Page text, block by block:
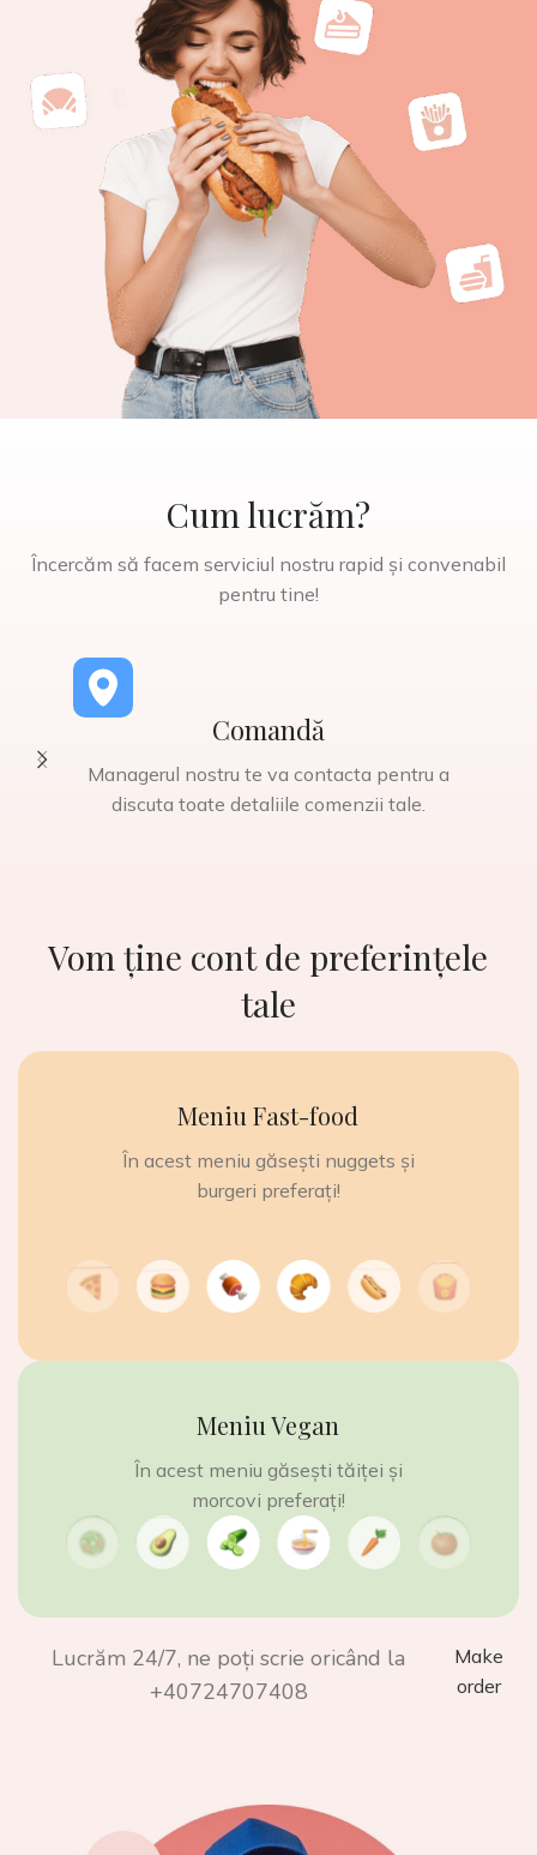
Cum lucrăm?
Încercăm să facem serviciul nostru rapid și convenabil
pentru tine!
Comandă
Managerul nostru te va contacta pentru a
discuta toate detaliile comenzii tale.
Vom ține cont de preferințele
tale
Meniu Fast-food
În acest meniu găsești nuggets și
burgeri preferați!
Meniu Vegan
În acest meniu găsești tăiței și
morcovi preferați!
Lucrăm 24/7, ne poți scrie oricând la
+40724707408
Make
order